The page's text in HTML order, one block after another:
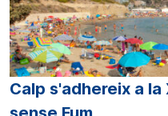
Calp s'adhereix a